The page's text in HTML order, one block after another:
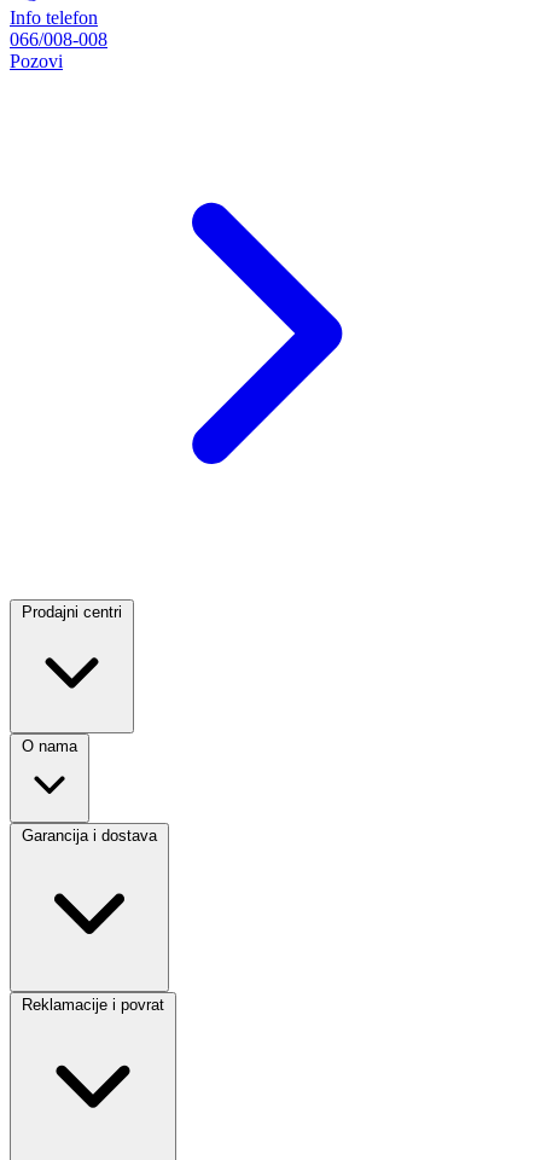
Info telefon
066/008-008
Pozovi
Prodajni centri
O nama
Garancija i dostava
Reklamacije i povrat